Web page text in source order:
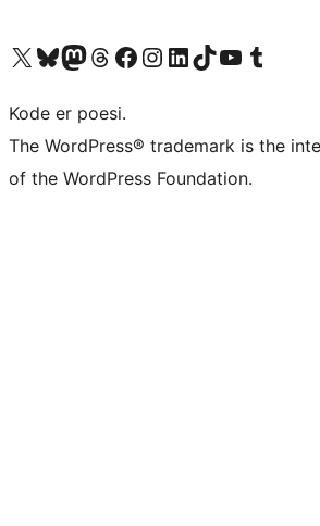
Besøg vores X (tidligere Twitter) konto
Besøg vores Bluesky-konto
Besøg vores Mastodon konto
Besøg vores Threads-konto
Besøg vores Facebook sideBesøg vores Instagram konto
Besøg vores LinkedIn konto
Besøg vores TikTok-konto
Besøg vores YouTube-kanalBesøg vores Tumblr-konto
Kode er poesi.
The WordPress® trademark is the
of the WordPress Foundation.